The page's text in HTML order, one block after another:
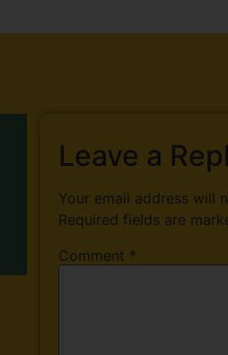
Leave a
Your email address will
Required fields are
Comment *